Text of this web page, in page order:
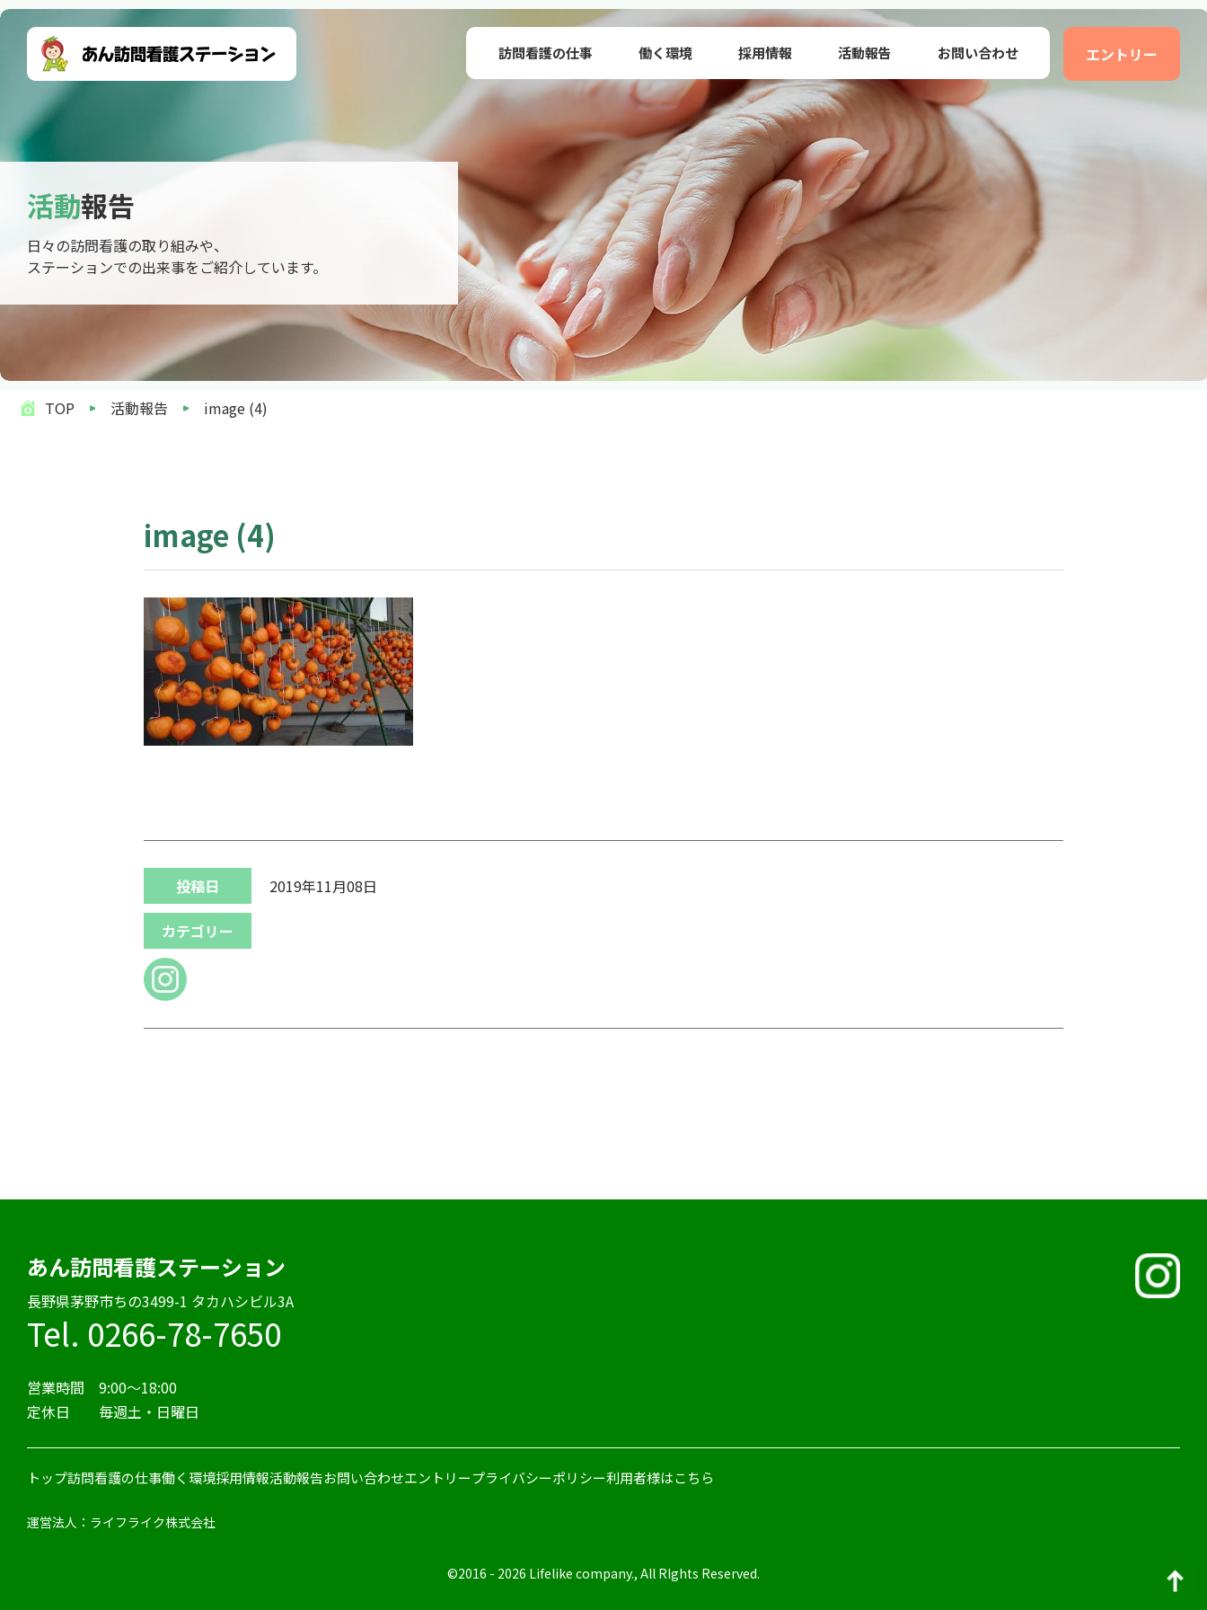
訪問看護の仕事 働く環境 採用情報 活動報告 お問い合わせ エントリー
活動報告
日々の訪問看護の取り組みや、
ステーションでの出来事をご紹介しています。
TOP 活動報告 image (4)
image (4)
投稿日 2019年11月08日
カテゴリー
あん訪問看護ステーション
⻑野県茅野市ちの3499-1 タカハシビル3A
Tel. 0266-78-7650
営業時間 9:00〜18:00
定休日 毎週土・日曜日
トップ訪問看護の仕事働く環境採用情報活動報告お問い合わせエントリープライバシーポリシー利用者様はこちら
運営法人：ライフライク株式会社
©2016 - 2026 Lifelike company., All RIghts Reserved.